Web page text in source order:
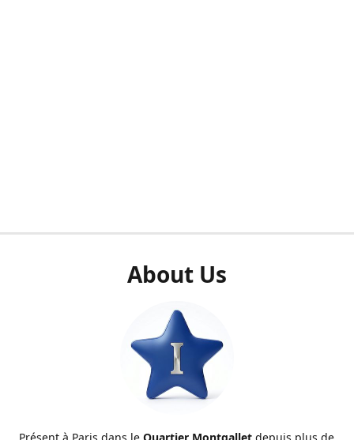
About Us
Présent à Paris dans le Quartier Montgallet depuis plus de